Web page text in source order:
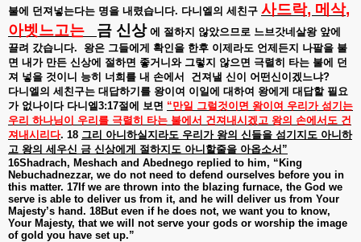
불에 던져넣는다는 명을 내렸습니다. 다니엘의 세친구 사드락, 메삭,
아벳느고는
금 신상 에 절하지 않았으므로 느브갓네살왕 앞에
끌려 갔습니다. 왕은 그들에게 확인을 한후 이제라도 언제든지 나팔을 불
면 내가 만든 신상에 절하면 좋거니와 그렇지 않으면 극렬히 타는 불에 던
져 넣을 것이니 능히 너희를 내 손에서 건져낼 신이 어떤신이겠느냐?
다니엘의 세친구는 대답하기를 왕이여 이일에 대하여 왕에게 대답할 필요
가 없나이다 다니엘3:17절에 보면 “만일 그럴것이면 왕이여 우리가 섬기는
우리 하나님이 우리를 극렬히 타는 불에서 건져내시겠고 왕의 손에서도 건
져내시리다. 18 그리 아니하실지라도 우리가 왕의 신들을 섬기지도 아니하
고 왕의 세우신 금 신상에게 절하지도 아니할줄을 아옵소서 ”
16Shadrach, Meshach and Abednego replied to him, “King
Nebuchadnezzar, we do not need to defend ourselves before you in
this matter. 17If we are thrown into the blazing furnace, the God we
serve is able to deliver us from it, and he will deliver us from Your
Majesty’s hand. 18But even if he does not, we want you to know,
Your Majesty, that we will not serve your gods or worship the image
of gold you have set up.”